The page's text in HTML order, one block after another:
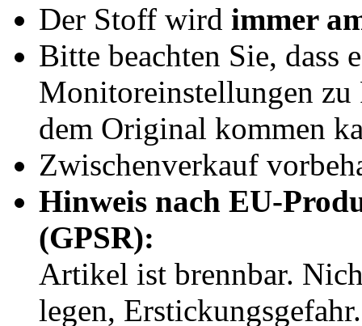
Der Stoff wird immer
Bitte beachten Sie, dass
Monitoreinstellungen zu
dem Original kommen
Zwischenverkauf
Hinweis nach EU-
(GPSR):
Artikel ist brennbar.
legen, Erstickungsgefahr.